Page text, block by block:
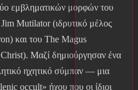
εμβληματικών μορφών του
Mutilator (ιδρυτικό μέλος
και του The Magus
Μαζί δημιούργησαν ένα
ηχητικό σύμπαν — μια
occult» ήχου που οι ίδιοι